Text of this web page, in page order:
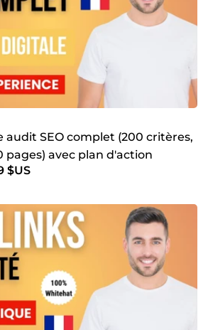
audit SEO complet (200 critères,
pages) avec plan d'action
$US